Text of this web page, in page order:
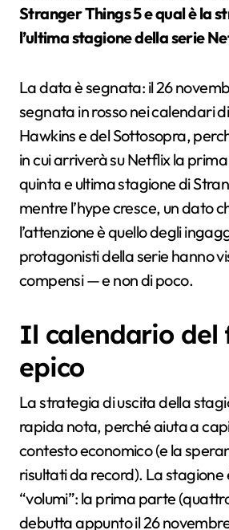
Stranger Things 5 e qual è la
l’ultima stagione della serie
La data è segnata: il 26
segnata in rosso nei calendari
Hawkins e del Sottosopra,
in cui arriverà su Netflix la
quinta e ultima stagione di
mentre l’hype cresce, un dato
l’attenzione è quello degli
protagonisti della serie hanno
compensi — e non di poco.
Il calendario del
epico
La strategia di uscita della
rapida nota, perché aiuta a
contesto economico (e la
risultati da record). La stagione
“volumi”: la prima parte
debutta appunto il 26